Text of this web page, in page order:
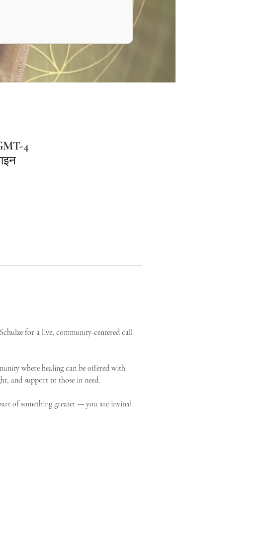
4
for a live, community-centered call
where healing can be offered with
and support to those in need.
of something greater — you are invited